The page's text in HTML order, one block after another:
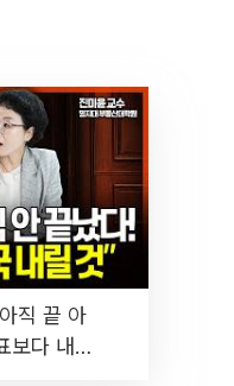
직 끝 아
보다 내릴